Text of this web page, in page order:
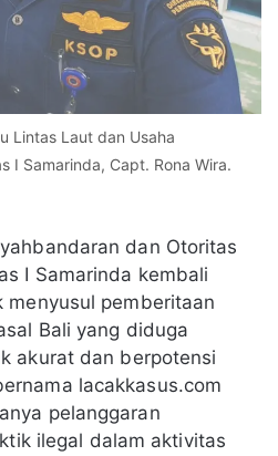
Lintas Laut dan Usaha
I Samarinda, Capt. Rona Wira.
dan Otoritas
I Samarinda kembali
pemberitaan
Bali yang diduga
akurat dan berpotensi
lacakkasus.com
pelanggaran
ilegal dalam aktivitas